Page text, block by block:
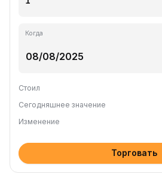
Когда
Стоил
Сегодняшнее значение
Изменение
Торговать